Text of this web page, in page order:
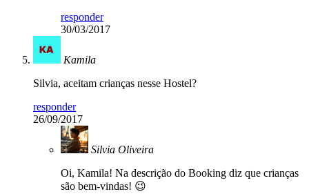
responder
30/03/2017
Kamila
Silvia, aceitam crianças nesse Hostel?
responder
26/09/2017
Silvia Oliveira
Oi, Kamila! Na descrição do Booking diz que crianças
são bem-vindas! 😉